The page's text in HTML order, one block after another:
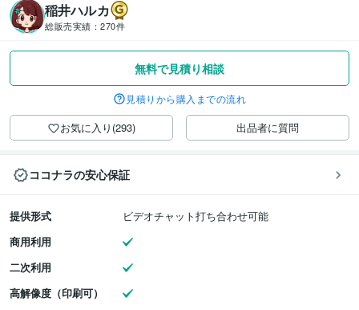
稲井ハルカ
総販売実績： 270件
無料で見積り相談
見積りから購入までの流れ
お気に入り(293) 出品者に質問
ココナラの安心保証
提供形式
ビデオチャット打ち合わせ可能
商用利用
二次利用
高解像度（印刷可）